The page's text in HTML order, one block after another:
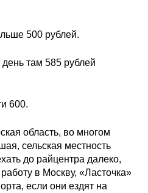
500 рублей.
день там 585 рублей
600.
область, во многом
сельская местность
до райцентра далеко,
в Москву, «Ласточка»
если они ездят на